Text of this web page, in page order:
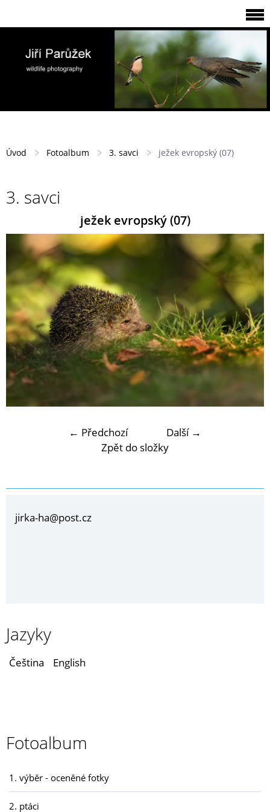
Úvod Fotoalbum 3. savci ježek evropský (07)
3. savci
ježek evropský (07)
← Předchozí
Další →
Zpět do složky
jirka-ha@post.cz
Jazyky
Čeština English
Fotoalbum
1. výběr - oceněné fotky
2. ptáci